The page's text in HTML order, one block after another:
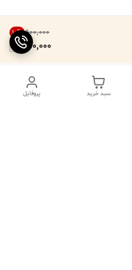
۵۰۰٬۰۰۰ 10%
450,000
پروفایل سبد خرید